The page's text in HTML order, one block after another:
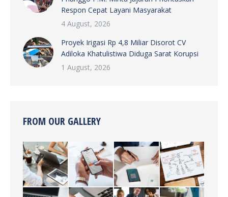
Respon Cepat Layani Masyarakat
4 August, 2026
Proyek Irigasi Rp 4,8 Miliar Disorot CV
Adiloka Khatulistiwa Diduga Sarat Korupsi
1 August, 2026
FROM OUR GALLERY